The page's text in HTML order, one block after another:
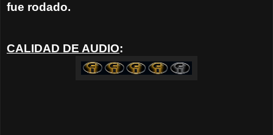
fue rodado.
CALIDAD DE AUDIO: